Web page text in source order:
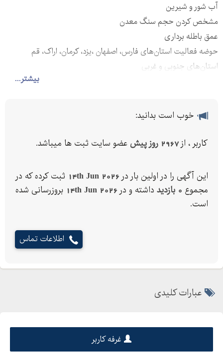
بیشتر...
آب شور و شیرین
مشخص کردن حجم سنگ معدن
عمق باطله برداری
حوضه فعالیت استان‌های فارس، اصفهان ،یزد، کرمان، اراک، قم
استان‌های جنوبی و غربی
با سابقه 15 سال در زمینه آب،معدن و زمین شناسی خوب است بدانید:
کاربر ، از2967 روز پیش عضو سایت ثبت ها میباشد.
این آگهی را در اولین بار در 14th Jun 2026 ثبت کرده که در
مجموع 0 بازدید داشته و در 14th Jun 2026 بروزرسانی شده
است.
اطلاعات تماس
عبارات کلیدی
غرفه کاربر